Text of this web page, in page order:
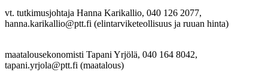
vt. tutkimusjohtaja Hanna Karikallio, 040 126 2077,
hanna.karikallio@ptt.fi (elintarviketeollisuus ja ruuan hinta)
maatalousekonomisti Tapani Yrjölä, 040 164 8042,
tapani.yrjola@ptt.fi (maatalous)